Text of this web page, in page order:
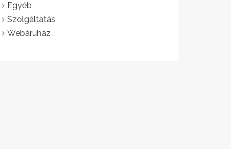
Egyéb
Szolgáltatás
Webáruház